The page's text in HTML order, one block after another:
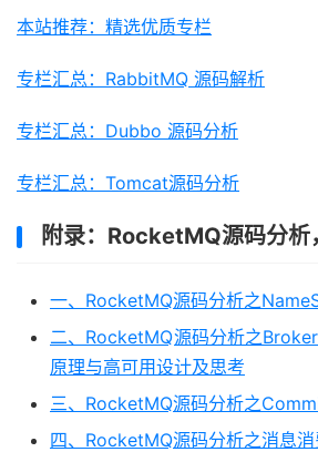
本站推荐：精选优质专栏
专栏汇总：RabbitMQ 源码解析
专栏汇总：Dubbo 源码分析
专栏汇总：Tomcat源码分析
附录：RocketMQ源码分析
一、RocketMQ源码分析之
二、RocketMQ源码分析之
原理与高可用设计及思考
三、RocketMQ源码分析之
四、RocketMQ源码分析之消息